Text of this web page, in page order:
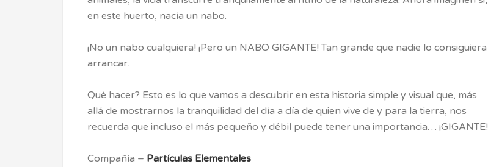
en este huerto, nacía un nabo.
¡No un nabo cualquiera! ¡Pero un NABO GIGANTE! Tan grande que nadie lo consiguiera
arrancar.
Qué hacer? Esto es lo que vamos a descubrir en esta historia simple y visual que, más
allá de mostrarnos la tranquilidad del día a día de quien vive de y para la tierra, nos
recuerda que incluso el más pequeño y débil puede tener una importancia… ¡GIGANTE!
Compañía – Partículas Elementales